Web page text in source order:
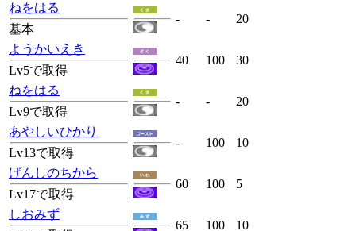
ねをはる
基本
- - 20
ようかいえき
Lv5で取得
40 100 30
ねをはる
Lv9で取得
- - 20
あやしいひかり
Lv13で取得
- 100 10
げんしのちから
Lv17で取得
60 100 5
しおみず
65 100 10